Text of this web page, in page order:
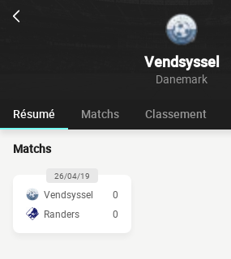
Vendsyssel
Danemark
Résumé Matchs Classement
Matchs
26/04/19
Vendsyssel
0
Randers
0